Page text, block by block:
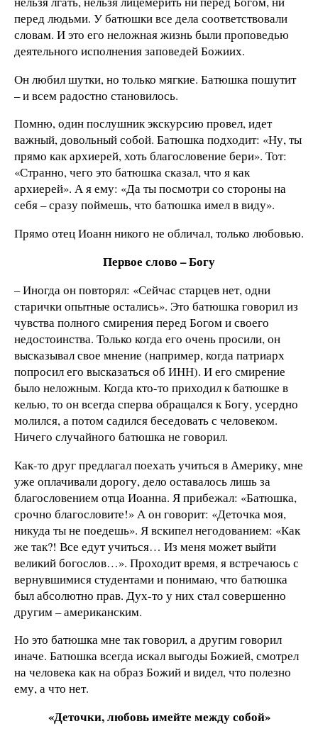
перед людьми. У батюшки все дела соответствовали
словам. И это его неложная жизнь были проповедью
деятельного исполнения заповедей Божиих.
Он любил шутки, но только мягкие. Батюшка пошутит
– и всем радостно становилось.
Помню, один послушник экскурсию провел, идет
важный, довольный собой. Батюшка подходит: «Ну, ты
прямо как архиерей, хоть благословение бери». Тот:
«Странно, чего это батюшка сказал, что я как
архиерей». А я ему: «Да ты посмотри со стороны на
себя – сразу поймешь, что батюшка имел в виду».
Прямо отец Иоанн никого не обличал, только любовью.
Первое слово – Богу
– Иногда он повторял: «Сейчас старцев нет, одни
старички опытные остались». Это батюшка говорил из
чувства полного смирения перед Богом и своего
недостоинства. Только когда его очень просили, он
высказывал свое мнение (например, когда патриарх
попросил его высказаться об ИНН). И его смирение
было неложным. Когда кто-то приходил к батюшке в
келью, то он всегда сперва обращался к Богу, усердно
молился, а потом садился беседовать с человеком.
Ничего случайного батюшка не говорил.
Как-то друг предлагал поехать учиться в Америку, мне
уже оплачивали дорогу, дело оставалось лишь за
благословением отца Иоанна. Я прибежал: «Батюшка,
срочно благословите!» А он говорит: «Деточка моя,
никуда ты не поедешь». Я вскипел негодованием: «Как
же так?! Все едут учиться… Из меня может выйти
великий богослов…». Проходит время, я встречаюсь с
вернувшимися студентами и понимаю, что батюшка
был абсолютно прав. Дух-то у них стал совершенно
другим – американским.
Но это батюшка мне так говорил, а другим говорил
иначе. Батюшка всегда искал выгоды Божией, смотрел
на человека как на образ Божий и видел, что полезно
ему, а что нет.
«Деточки, любовь имейте между собой»